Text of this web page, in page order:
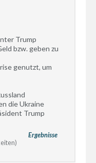
Trump
bzw. geben zu
genutzt, um
die Ukraine
Trump
Ergebnisse